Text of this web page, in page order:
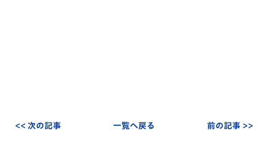
<< 次の記事 一覧へ戻る 前の記事 >>